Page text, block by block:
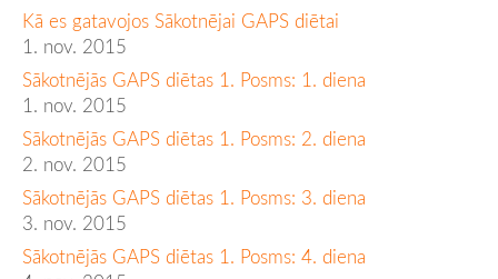
Kā es gatavojos Sākotnējai GAPS diētai
1. nov. 2015
Sākotnējās GAPS diētas 1. Posms: 1. diena
1. nov. 2015
Sākotnējās GAPS diētas 1. Posms: 2. diena
2. nov. 2015
Sākotnējās GAPS diētas 1. Posms: 3. diena
3. nov. 2015
Sākotnējās GAPS diētas 1. Posms: 4. diena